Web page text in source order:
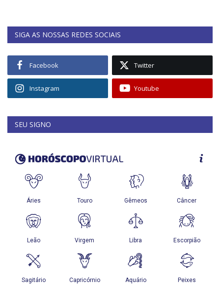
SIGA AS NOSSAS REDES SOCIAIS
Facebook Twitter
Instagram Youtube
SEU SIGNO